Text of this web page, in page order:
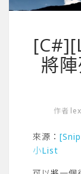
將
作者
來源：
小List